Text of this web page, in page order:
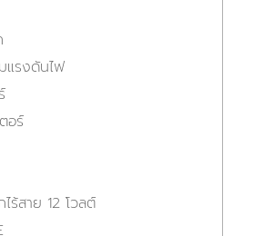
แรงดันไฟ
อร์
ร้สาย 12 โวลต์